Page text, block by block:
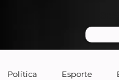
Política Esporte